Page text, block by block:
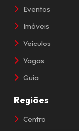
Eventos
Imóveis
Veículos
Vagas
Guia
Regiões
Centro